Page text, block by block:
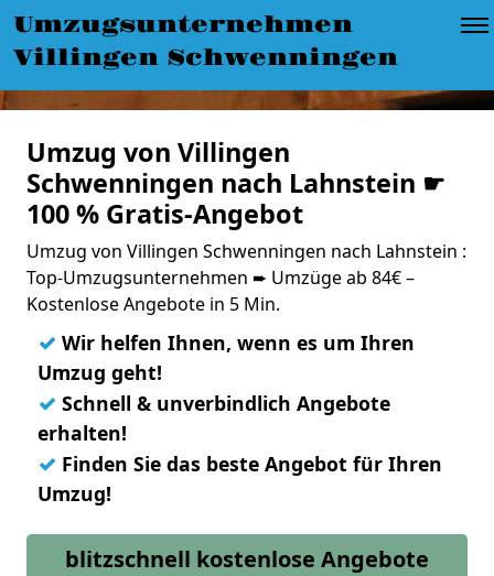
Umzugsunternehmen
Villingen Schwenningen
Umzug von Villingen
Schwenningen nach Lahnstein ☛
100 % Gratis-Angebot
Umzug von Villingen Schwenningen nach Lahnstein :
Top-Umzugsunternehmen ➨ Umzüge ab 84€ –
Kostenlose Angebote in 5 Min.
✓ Wir helfen Ihnen, wenn es um Ihren
Umzug geht!
✓ Schnell & unverbindlich Angebote
erhalten!
✓ Finden Sie das beste Angebot für Ihren
Umzug!
blitzschnell kostenlose Angebote